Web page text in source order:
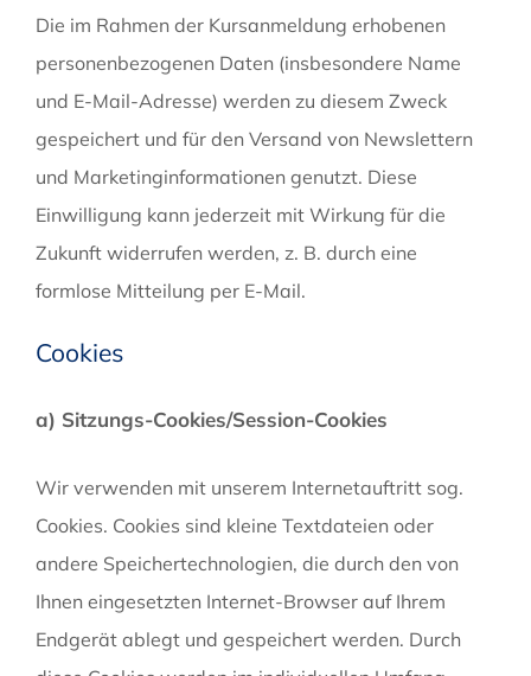
Die im Rahmen der Kursanmeldung erhobenen
personenbezogenen Daten (insbesondere Name
und E-Mail-Adresse) werden zu diesem Zweck
gespeichert und für den Versand von Newslettern
und Marketinginformationen genutzt. Diese
Einwilligung kann jederzeit mit Wirkung für die
Zukunft widerrufen werden, z. B. durch eine
formlose Mitteilung per E-Mail.
Cookies
a) Sitzungs-Cookies/Session-Cookies
Wir verwenden mit unserem Internetauftritt sog.
Cookies. Cookies sind kleine Textdateien oder
andere Speichertechnologien, die durch den von
Ihnen eingesetzten Internet-Browser auf Ihrem
Endgerät ablegt und gespeichert werden. Durch